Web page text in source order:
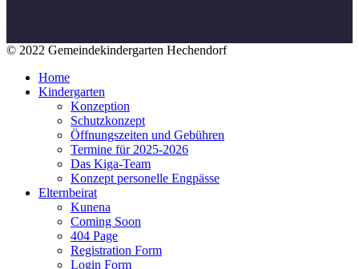
© 2022 Gemeindekindergarten Hechendorf
Home
Kindergarten
Konzeption
Schutzkonzept
Öffnungszeiten und Gebühren
Termine für 2025-2026
Das Kiga-Team
Konzept personelle Engpässe
Elternbeirat
Kunena
Coming Soon
404 Page
Registration Form
Login Form